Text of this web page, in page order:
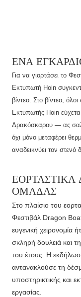
ΈΝΑ
Για να γιορτάσει το
Εκτυπωτή Hoin
βίντεο. Στο βίντεο,
Εκτυπωτής Hoin
Δρακόσκαρου — ας
όχι μόνο μεταφέρει
αναδεικνύει τον στενό
ΕΟΡΤΑΣΤΙΚΆ
ΟΜΆΔΑΣ
Στο πλαίσιο του
Φεστιβάλ Dragon
ευγενική χειρονομία
σκληρή δουλειά και
του έτους. Η
αντανακλούσε τη
υποστηρικτικής και
εργασίας.